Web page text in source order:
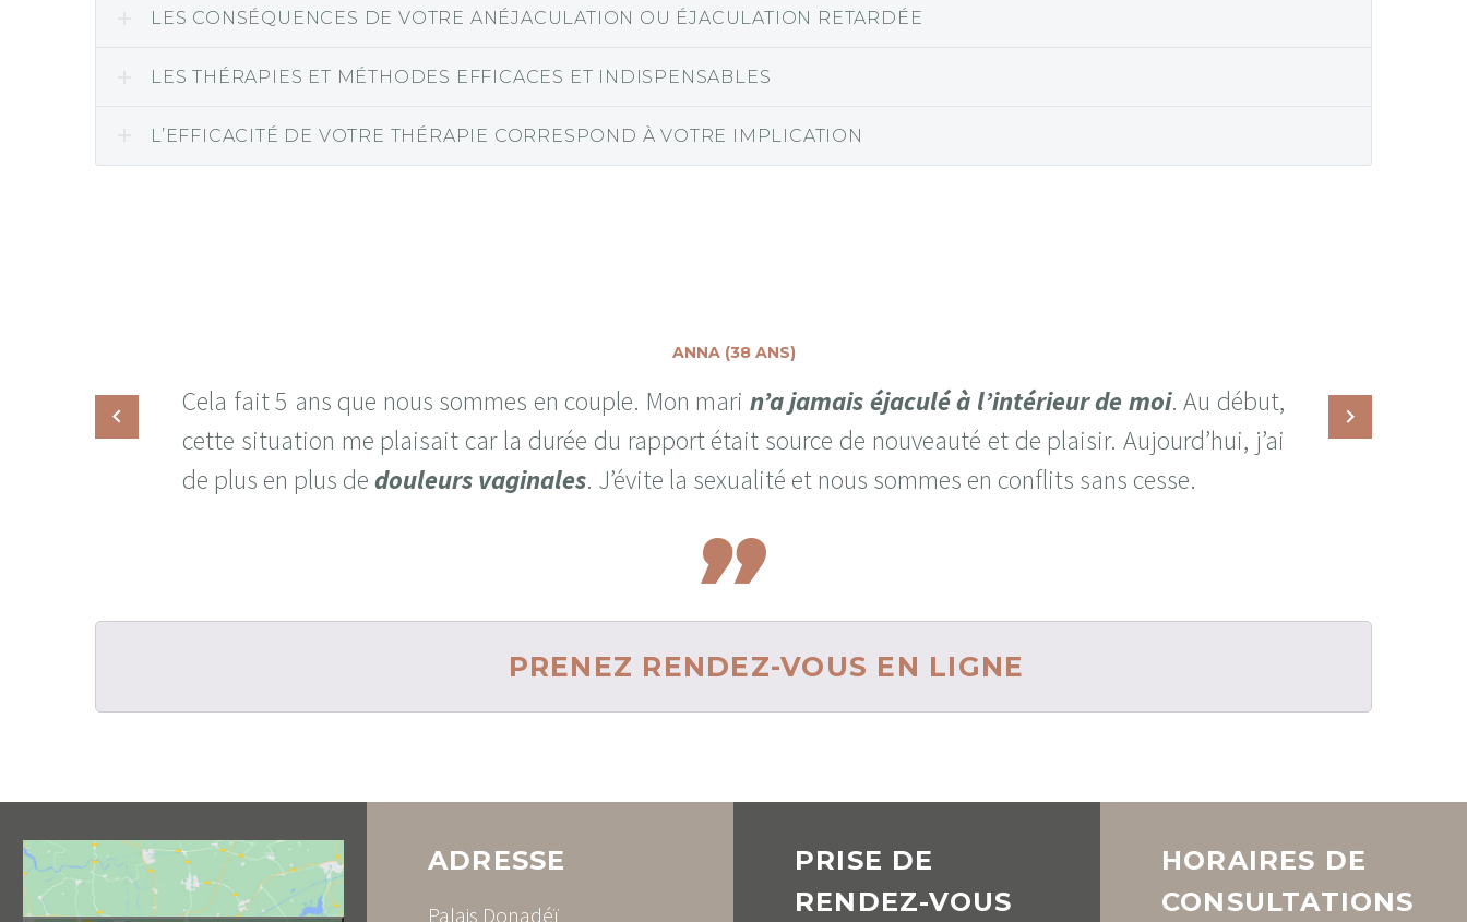
LES CONSÉQUENCES DE VOTRE ANÉJACULATION OU ÉJACULATION RETARDÉE
LES THÉRAPIES ET MÉTHODES EFFICACES ET INDISPENSABLES
L’EFFICACITÉ DE VOTRE THÉRAPIE CORRESPOND À VOTRE IMPLICATION
ANNA (38 ANS)
Cela fait 5 ans que nous sommes en couple. Mon mari n’a jamais éjaculé à l’intérieur de moi. Au début,
cette situation me plaisait car la durée du rapport était source de nouveauté et de plaisir. Aujourd’hui, j’ai
de plus en plus dedouleurs vaginales. J’évite la sexualité et nous sommes en conflits sans cesse.
PRENEZ RENDEZ-VOUS EN LIGNE
ADRESSE
Palais Donadéï
PRISE DE
RENDEZ-VOUS
HORAIRES DE
CONSULTATIONS